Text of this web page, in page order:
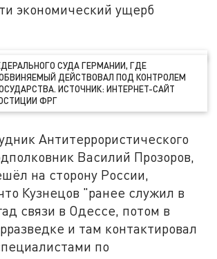
экономический ущерб
СУДА ГЕРМАНИИ, ГДЕ
ДЕЙСТВОВАЛ ПОД КОНТРОЛЕМ
ИСТОЧНИК: ИНТЕРНЕТ-САЙТ
ФРГ
Антитеррористического
Василий Прозоров,
на сторону России,
Кузнецов "ранее служил в
связи в Одессе, потом в
и там контактировал
по